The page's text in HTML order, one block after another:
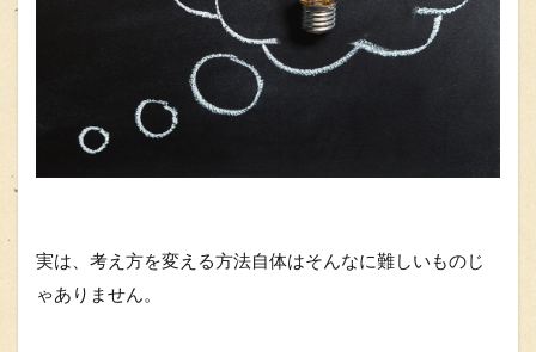
実は、考え方を変える方法自体はそんなに難しいものじ
ゃありません。